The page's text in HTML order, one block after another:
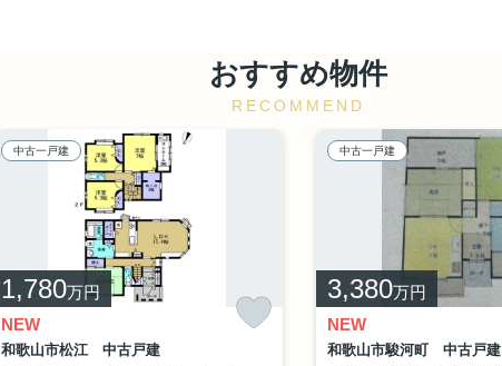
おすすめ物件
RECOMMEND
中古一戸建
1,780万円
NEW
和歌山市松江 中古戸建
中古一戸建
3,380万円
NEW
和歌山市駿河町 中古戸建